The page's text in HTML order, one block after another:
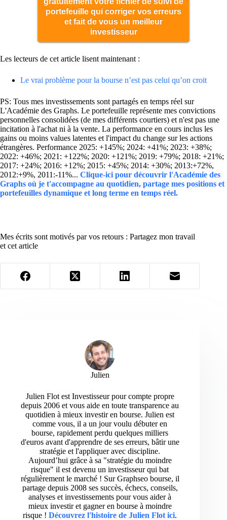
portefeuille qui corriger vos erreurs
et fait de vous un meilleur
investisseur
Les lecteurs de cet article lisent maintenant :
Le vrai problème pour la bourse n’est pas celui qu’on croit
PS: Tous mes investissements sont partagés en temps réel sur
L'Académie des Graphs. Le portefeuille représente mes convictions
personnelles consolidées (de mes différents courtiers) et n'est pas une
incitation à l'achat ni à la vente. La performance en cours inclus les
gains ou moins values latentes et l'impact du change sur les actions
étrangères. Performance 2025: +145%; 2024: +41%; 2023: +38%;
2022: +46%; 2021: +122%; 2020: +121%; 2019: +79%; 2018: +21%;
2017: +24%; 2016: +12%; 2015: +45%; 2014: +30%; 2013:+72%,
2012:+9%, 2011:-11%... Clique-ici pour découvrir l'Académie des
Graphs où je t'accompagne au quotidien, partage mes positions et
portefeuilles dynamique et long terme en temps réel.
Mes écrits sont motivés par vos retours : Partagez mon travail
et cet article
Julien
Julien Flot est Investisseur pour compte propre
depuis 2006 et vous aide en toute transparence au
quotidien à mieux investir en bourse. Julien est
comme vous, il a un jour voulu débuter en
bourse, rapidement perdu quelques milliers
d'euros avant d'apprendre de ses erreurs, bâtir une
stratégie et l'appliquer avec discipline.
Aujourd’hui grâce à sa "stratégie du moindre
risque" il est devenu un investisseur qui bat
régulièrement le marché ! Sur Graphseo bourse, il
partage depuis 2008 ses succès, échecs, conseils,
analyses et investissements pour vous aider à
mieux investir et gagner en bourse à moindre
risque ! Découvrez l'histoire de Julien Flot ici.